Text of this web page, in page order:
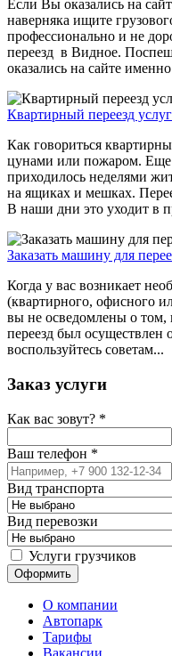
Если Вы оказались на
наверняка ищите
профессионально и не
переезд в Видное.
оказались на сайте
Квартирный переезд
Как говориться
цунами или пожаром. Еще
приходилось неделями
на ящиках и мешках.
В наши дни это уходит в
Заказать машину для
Когда у вас возникает
(квартирного, офисного
вы не осведомлены о том,
переезд был осуществлен
воспользуйтесь советам...
Заказ услуги
Как вас зовут? *
Ваш телефон *
Вид транспорта
Вид перевозки
Услуги грузчиков
О компании
Автопарк
Тарифы
Вакансии